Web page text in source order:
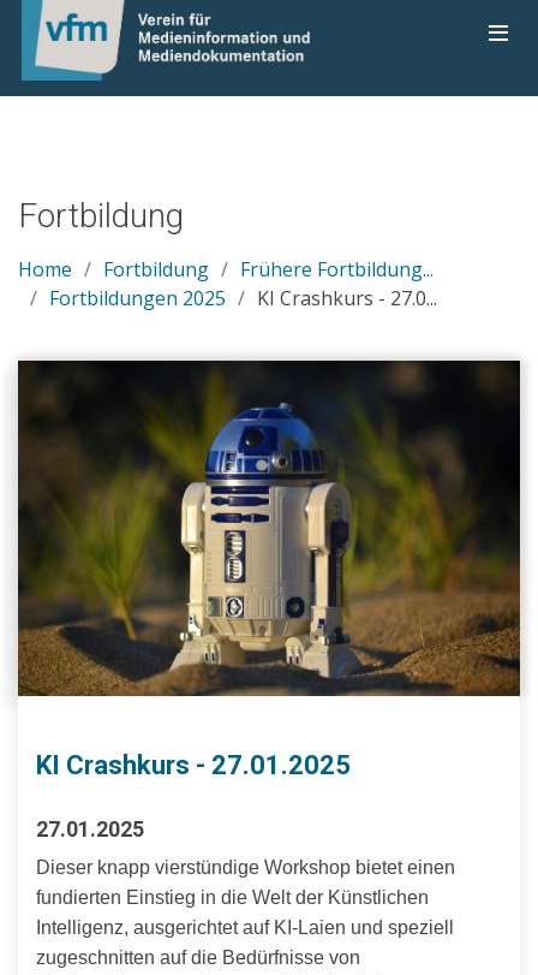
Fortbildung
Home Fortbildung
Frühere Fortbildung...
Fortbildungen 2025
KI Crashkurs - 27.0...
KI Crashkurs - 27.01.2025
27.01.2025
Dieser knapp vierstündige Workshop bietet einen
fundierten Einstieg in die Welt der Künstlichen
Intelligenz, ausgerichtet auf KI-Laien und speziell
zugeschnitten auf die Bedürfnisse von